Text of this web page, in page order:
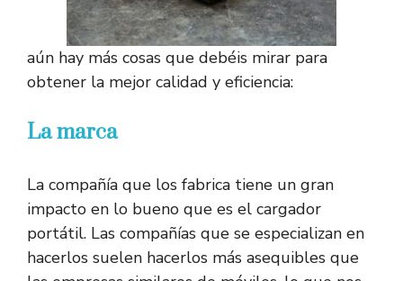
aún hay más cosas que debéis mirar para
obtener la mejor calidad y eficiencia:
La marca
La compañía que los fabrica tiene un gran
impacto en lo bueno que es el cargador
portátil. Las compañías que se especializan en
hacerlos suelen hacerlos más asequibles que